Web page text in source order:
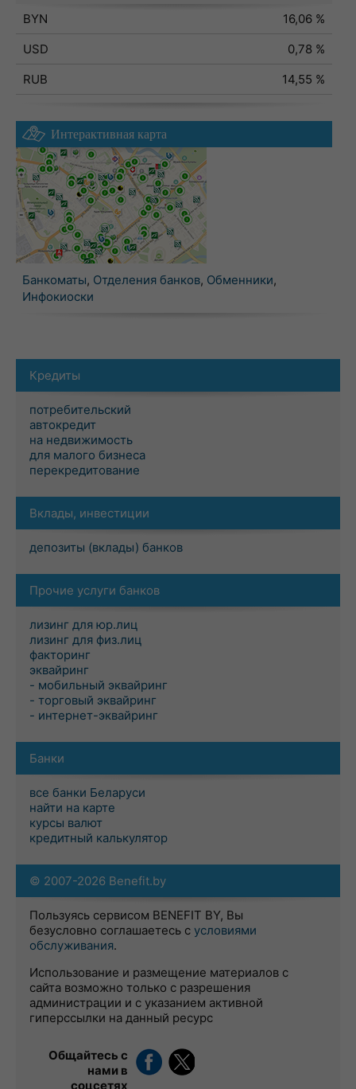
BYN
16,06 %
USD
0,78 %
RUB
14,55 %
Интерактивная карта
Банкоматы, Отделения банков, Обменники,
Инфокиоски
Кредиты
потребительский
автокредит
на недвижимость
для малого бизнеса
перекредитование
Вклады, инвестиции
депозиты (вклады) банков
Прочие услуги банков
лизинг для юр.лиц
лизинг для физ.лиц
факторинг
эквайринг
- мобильный эквайринг
- торговый эквайринг
- интернет-эквайринг
Банки
все банки Беларуси
найти на карте
курсы валют
кредитный калькулятор
© 2007-2026 Benefit.by
Пользуясь сервисом BENEFIT BY, Вы
безусловно соглашаетесь с условиями
обслуживания.
Использование и размещение материалов с
сайта возможно только с разрешения
администрации и с указанием активной
гиперссылки на данный ресурс
Общайтесь с
нами в
соцсетях